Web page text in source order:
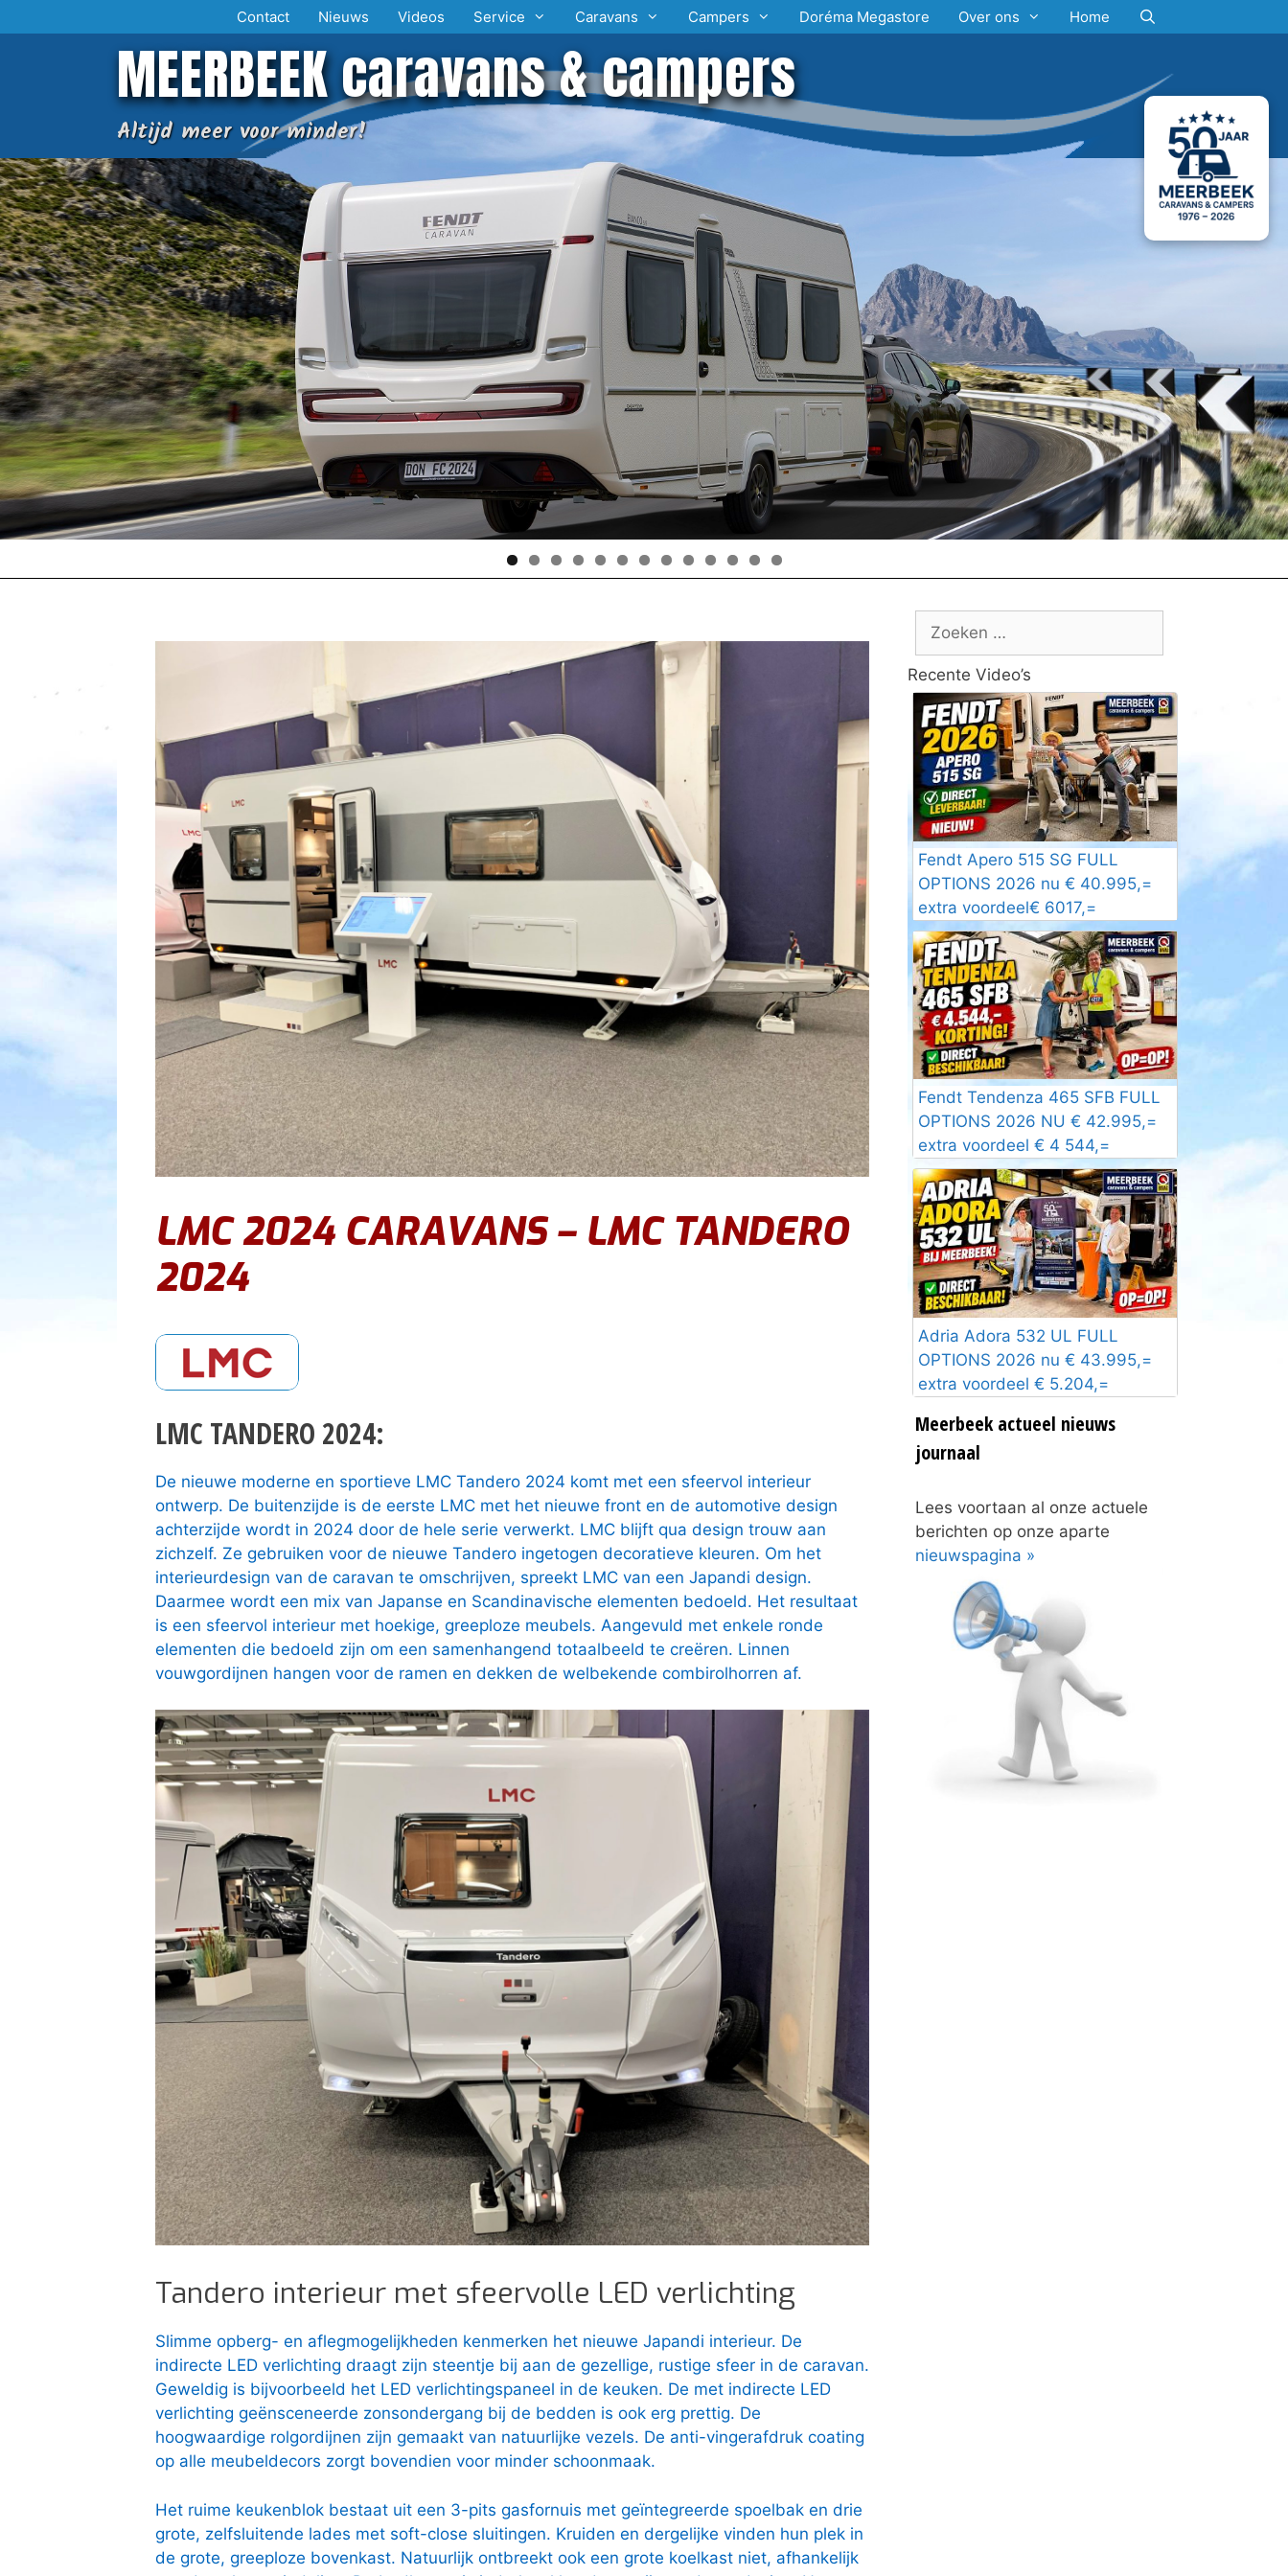
naar
Contact Nieuws Videos Service Caravans Campers Doréma Megastore Over ons Home
MEERBEEK caravans & campers
Altijd meer voor minder!
LMC 2024 CARAVANS – LMC TANDERO
2024
LMC TANDERO 2024:
De nieuwe moderne en sportieve LMC Tandero 2024 komt met een sfeervol interieur
ontwerp. De buitenzijde is de eerste LMC met het nieuwe front en de automotive design
achterzijde wordt in 2024 door de hele serie verwerkt. LMC blijft qua design trouw aan
zichzelf. Ze gebruiken voor de nieuwe Tandero ingetogen decoratieve kleuren. Om het
interieurdesign van de caravan te omschrijven, spreekt LMC van een Japandi design.
Daarmee wordt een mix van Japanse en Scandinavische elementen bedoeld. Het resultaat
is een sfeervol interieur met hoekige, greeploze meubels. Aangevuld met enkele ronde
elementen die bedoeld zijn om een ​​samenhangend totaalbeeld te creëren. Linnen
vouwgordijnen hangen voor de ramen en dekken de welbekende combirolhorren af.
Tandero interieur met sfeervolle LED verlichting
Slimme opberg- en aflegmogelijkheden kenmerken het nieuwe Japandi interieur. De
indirecte LED verlichting draagt ​​zijn steentje bij aan de gezellige, rustige sfeer in de caravan.
Geweldig is bijvoorbeeld het LED verlichtingspaneel in de keuken. De met indirecte LED
verlichting geënsceneerde zonsondergang bij de bedden is ook erg prettig. De
hoogwaardige rolgordijnen zijn gemaakt van natuurlijke vezels. De anti-vingerafdruk coating
op alle meubeldecors zorgt bovendien voor minder schoonmaak.
Het ruime keukenblok bestaat uit een 3-pits gasfornuis met geïntegreerde spoelbak en drie
grote, zelfsluitende lades met soft-close sluitingen. Kruiden en dergelijke vinden hun plek in
de grote, greeploze bovenkast. Natuurlijk ontbreekt ook een grote koelkast niet, afhankelijk
Zoek
Recente Video’s
Fendt Apero 515 SG FULL
OPTIONS 2026 nu € 40.995,=
extra voordeel€ 6017,=
Fendt Tendenza 465 SFB FULL
OPTIONS 2026 NU € 42.995,=
extra voordeel € 4 544,=
Adria Adora 532 UL FULL
OPTIONS 2026 nu € 43.995,=
extra voordeel € 5.204,=
Meerbeek actueel nieuws
journaal
Lees voortaan al onze actuele
berichten op onze aparte
nieuwspagina »